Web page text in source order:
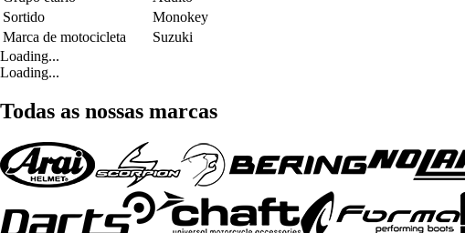
Sortido
Monokey
Marca de motocicleta
Suzuki
Loading...
Loading...
Todas as nossas marcas